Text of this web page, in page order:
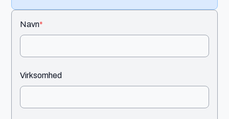
Navn*
Virksomhed